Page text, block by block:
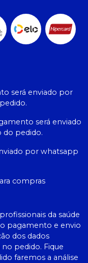
será enviado por
será enviado
do pedido.
por whatsapp
compras
da saúde
pagamento e envio
dos dados
pedido. Fique
faremos a análise